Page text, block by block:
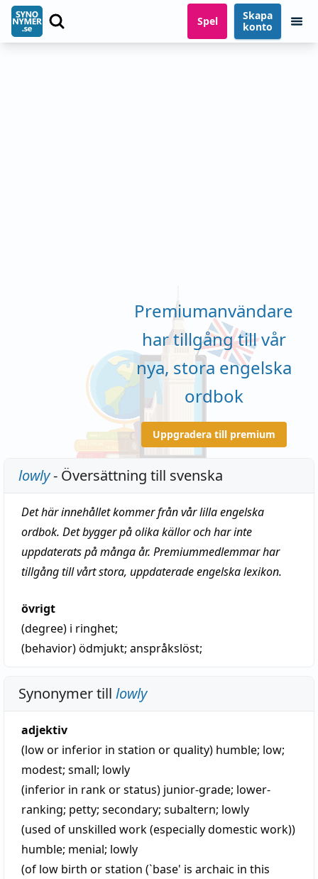
Spel
Skapa
konto
Premiumanvändare
har tillgång till vår
nya, stora engelska
ordbok
Uppgradera till premium
lowly- Översättning till svenska
Det här innehållet kommer från vår lilla engelska
ordbok. Det bygger på olika källor och har inte
uppdaterats på många år. Premiummedlemmar har
tillgång till vårt stora, uppdaterade engelska lexikon.
övrigt
(degree) i ringhet;
(behavior)ödmjukt; anspråkslöst;
Synonymer till lowly
adjektiv
(low or inferior in station or quality) humble; low;
modest; small; lowly
(inferior in rank or status) junior-grade; lower-
ranking; petty; secondary; subaltern; lowly
(used of unskilled work (especially domestic work))
humble; menial; lowly
(of low birth or station (`base' is archaic in this